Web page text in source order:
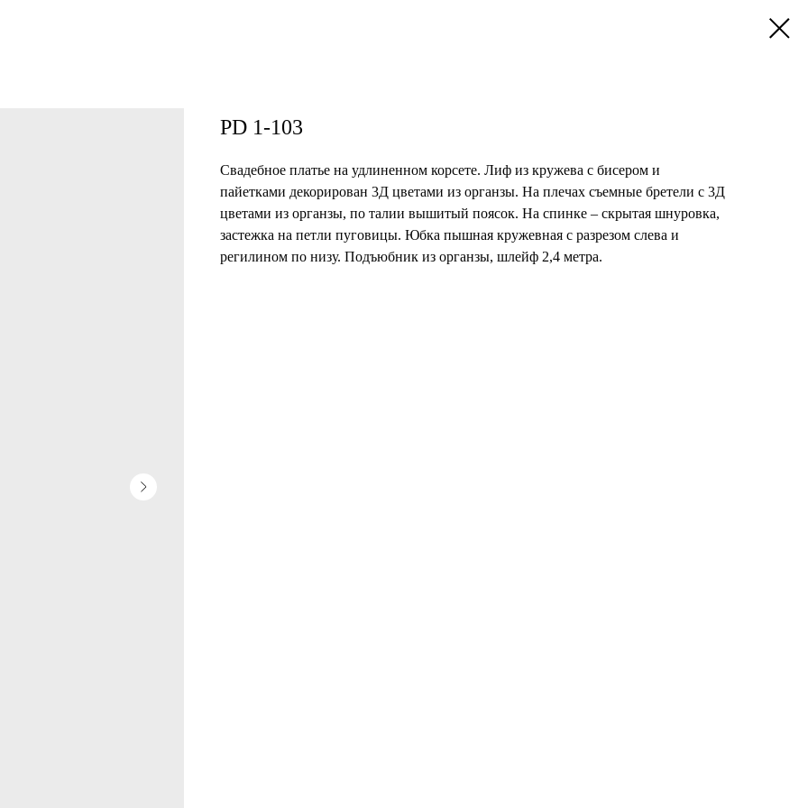
PD 1-103
Свадебное платье на удлиненном корсете. Лиф из кружева с бисером и
пайетками декорирован 3Д цветами из органзы. На плечах съемные бретели с 3Д
цветами из органзы, по талии вышитый поясок. На спинке – скрытая шнуровка,
застежка на петли пуговицы. Юбка пышная кружевная с разрезом слева и
регилином по низу. Подъюбник из органзы, шлейф 2,4 метра.